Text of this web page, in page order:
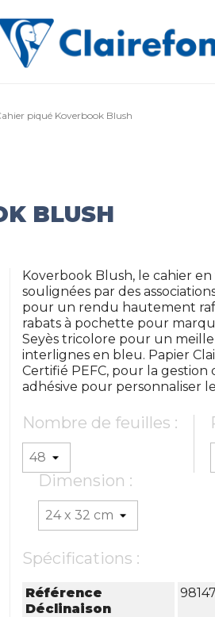
piqué Koverbook Blush
BLUSH
Koverbook Blush, le cahier
soulignées par des
pour un rendu hautement
rabats à pochette pour
Seyès tricolore pour un
interlignes en bleu. Papier
Certifié PEFC, pour la
adhésive pour personnaliser
Nombre de feuilles :
Dimension :
Spécifications :
Référence
Déclinaison